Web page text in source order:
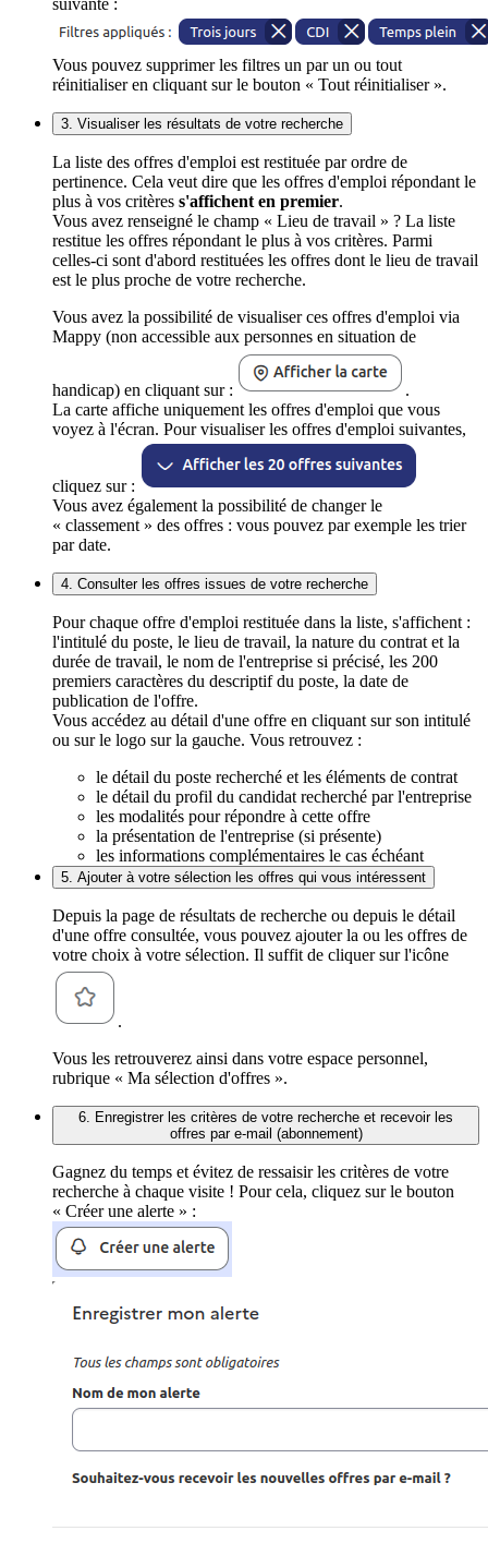
Vous pouvez supprimer les filtres un par un ou tout
réinitialiser en cliquant sur le bouton « Tout réinitialiser ».
3. Visualiser les résultats de votre recherche
La liste des offres d'emploi est restituée par ordre de
pertinence. Cela veut dire que les offres d'emploi répondant le
plus à vos critères s'affichent en premier.
Vous avez renseigné le champ « Lieu de travail » ? La liste
restitue les offres répondant le plus à vos critères. Parmi
celles-ci sont d'abord restituées les offres dont le lieu de travail
est le plus proche de votre recherche.
Vous avez la possibilité de visualiser ces offres d'emploi via
Mappy (non accessible aux personnes en situation de
handicap) en cliquant sur :
.
La carte affiche uniquement les offres d'emploi que vous
voyez à l'écran. Pour visualiser les offres d'emploi suivantes,
cliquez sur :
Vous avez également la possibilité de changer le
« classement » des offres : vous pouvez par exemple les trier
par date.
4. Consulter les offres issues de votre recherche
Pour chaque offre d'emploi restituée dans la liste, s'affichent :
l'intitulé du poste, le lieu de travail, la nature du contrat et la
durée de travail, le nom de l'entreprise si précisé, les 200
premiers caractères du descriptif du poste, la date de
publication de l'offre.
Vous accédez au détail d'une offre en cliquant sur son intitulé
ou sur le logo sur la gauche. Vous retrouvez :
le détail du poste recherché et les éléments de contrat
le détail du profil du candidat recherché par l'entreprise
les modalités pour répondre à cette offre
la présentation de l'entreprise (si présente)
les informations complémentaires le cas échéant
5. Ajouter à votre sélection les offres qui vous intéressent
Depuis la page de résultats de recherche ou depuis le détail
d'une offre consultée, vous pouvez ajouter la ou les offres de
votre choix à votre sélection. Il suffit de cliquer sur l'icône
.
Vous les retrouverez ainsi dans votre espace personnel,
rubrique « Ma sélection d'offres ».
6. Enregistrer les critères de votre recherche et recevoir les
offres par e-mail (abonnement)
Gagnez du temps et évitez de ressaisir les critères de votre
recherche à chaque visite ! Pour cela, cliquez sur le bouton
« Créer une alerte » :